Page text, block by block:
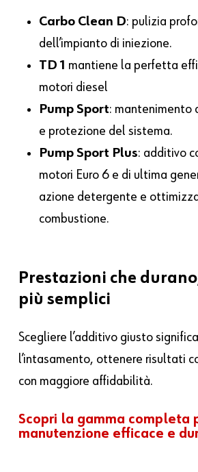
Carbo Clean D: pulizia
dell’impianto di iniezione.
TD 1 mantiene la perfetta
motori diesel
Pump Sport: mantenimento
e protezione del sistema.
Pump Sport Plus: additivo
motori Euro 6 e di ultima
azione detergente e
combustione.
Prestazioni che
più semplici
Scegliere l’additivo giusto
l’intasamento, ottenere risultati
con maggiore affidabilità.
Scopri la gamma completa
manutenzione efficace e